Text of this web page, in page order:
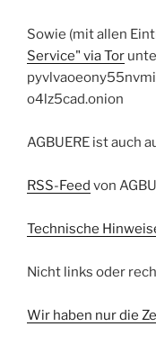
Sowie (mit allen
Service" via Tor
o4lz5cad.onion
AGBUERE ist auch
RSS-Feed von
Technische
Nicht links oder
Wir haben nur die